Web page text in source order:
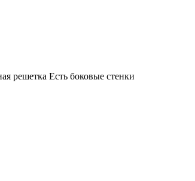
решетка Есть боковые стенки